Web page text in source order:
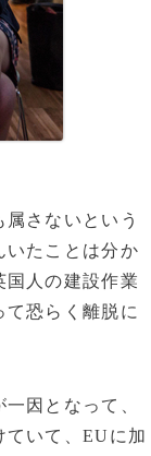
さないという
いたことは分か
国人の建設作業
恐らく離脱に
因となって、
いて、EUに加